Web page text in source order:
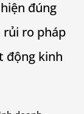
đúng
rủi ro pháp
động kinh